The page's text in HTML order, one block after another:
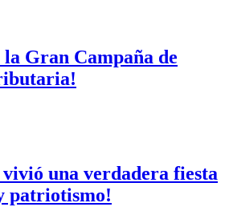
la Gran Campaña de
vivió una verdadera fiesta
patriotismo!